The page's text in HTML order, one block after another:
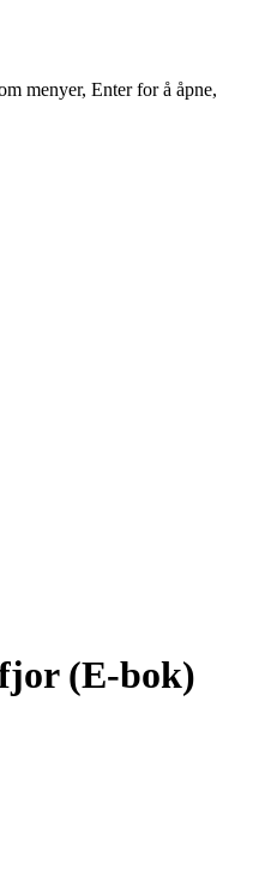
menyer, Enter for å åpne,
(E-bok)